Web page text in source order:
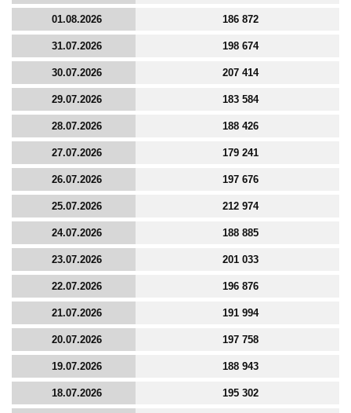
01.08.2026 186 872
31.07.2026 198 674
30.07.2026 207 414
29.07.2026 183 584
28.07.2026 188 426
27.07.2026 179 241
26.07.2026 197 676
25.07.2026 212 974
24.07.2026 188 885
23.07.2026 201 033
22.07.2026 196 876
21.07.2026 191 994
20.07.2026 197 758
19.07.2026 188 943
18.07.2026 195 302